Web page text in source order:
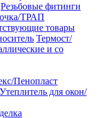
Резьбовые фитинги
ТРАП
товары
Термост/
и со
Пенопласт
Утеплитель для окон/